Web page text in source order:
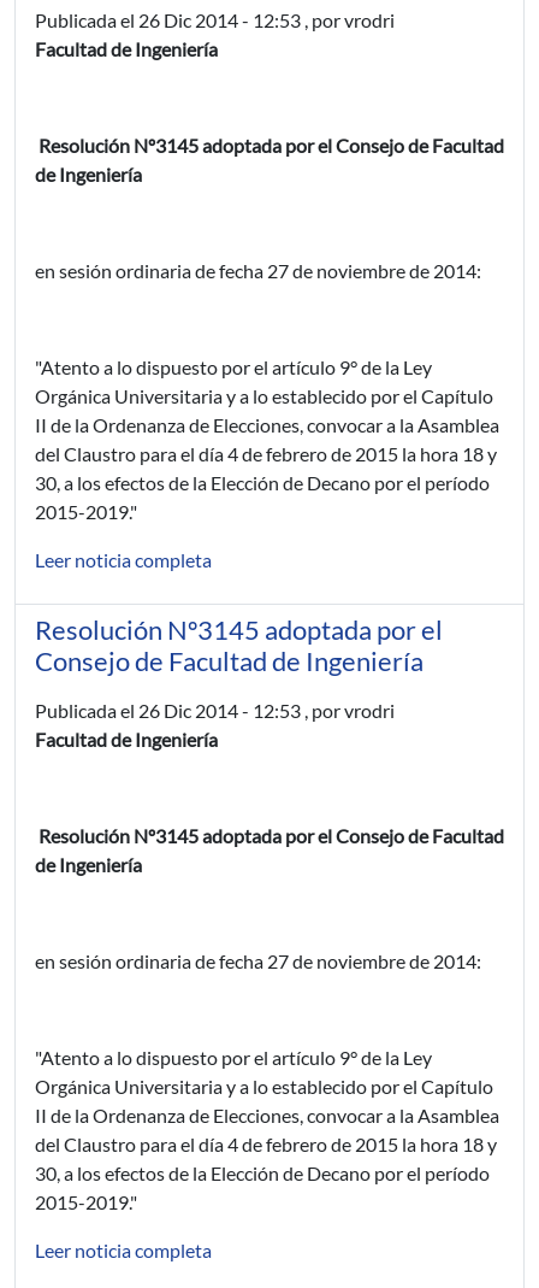
Publicada el 26 Dic 2014 - 12:53 , por vrodri
Facultad de Ingeniería
Resolución Nº3145 adoptada por el Consejo de Facultad
de Ingeniería
en sesión ordinaria de fecha 27 de noviembre de 2014:
"Atento a lo dispuesto por el artículo 9° de la Ley
Orgánica Universitaria y a lo establecido por el Capítulo
II de la Ordenanza de Elecciones, convocar a la Asamblea
del Claustro para el día 4 de febrero de 2015 la hora 18 y
30, a los efectos de la Elección de Decano por el período
2015-2019."
Leer noticia completa
Resolución Nº3145 adoptada por el
Consejo de Facultad de Ingeniería
Publicada el 26 Dic 2014 - 12:53 , por vrodri
Facultad de Ingeniería
Resolución Nº3145 adoptada por el Consejo de Facultad
de Ingeniería
en sesión ordinaria de fecha 27 de noviembre de 2014:
"Atento a lo dispuesto por el artículo 9° de la Ley
Orgánica Universitaria y a lo establecido por el Capítulo
II de la Ordenanza de Elecciones, convocar a la Asamblea
del Claustro para el día 4 de febrero de 2015 la hora 18 y
30, a los efectos de la Elección de Decano por el período
2015-2019."
Leer noticia completa